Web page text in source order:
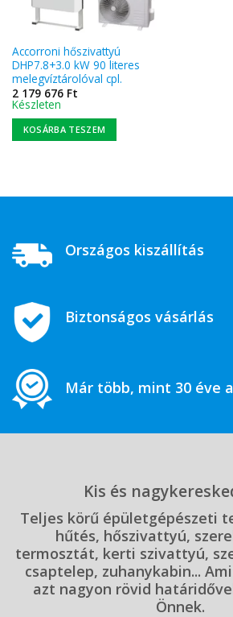
Accorroni hőszivattyú
DHP7.8+3.0 kW 90 literes
melegvíztárolóval cpl.
2 179 676 Ft
Készleten
KOSÁRBA TESZEM
Országos kiszállítás
Biztonságos vásárlás
Már több, mint 30 éve
Kis és
Teljes körű épületgépészeti
hűtés, hőszivattyú,
termosztát, kerti szivattyú,
csaptelep, zuhanykabin...
azt nagyon rövid
Önnek.